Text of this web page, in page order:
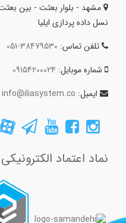
نسل داده پردازی ایلیا
تلفن تماس: 051-38479530
شماره موبایل: 09154200024
ایمیل: info@iliasystem.co
نماد اعتماد الکترونیکی